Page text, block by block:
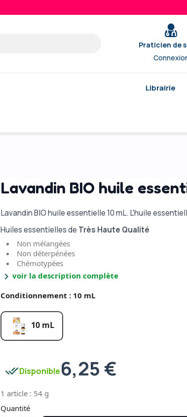
Praticien de
Librairie
Lavandin BIO huile
Lavandin BIO huile essentielle 10 mL. L'huile
Huiles essentielles de Très Haute Qualité
Non mélangées
Non déterpénées
Chémotypées
chevron_right voir la description complète
Conditionnement : 10 mL
10 mL
done_allDisponible6,25 €
1 article : 54 g
Quantité